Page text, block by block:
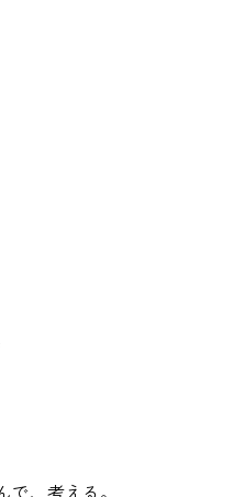
で、考える。